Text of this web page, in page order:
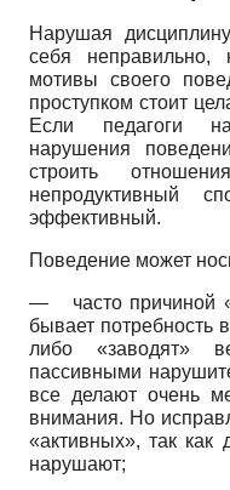
Нарушая
себя
мотивы своего
проступком стоит
Если педагоги
нарушения
строить
непродуктивный
эффективный.
Поведение может
— часто причиной
бывает потребность
либо «заводят»
пассивными
все делают очень
внимания. Но
«активных», так
нарушают;